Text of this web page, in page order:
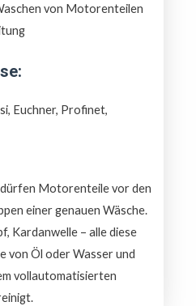
von Motorenteilen
Euchner, Profinet,
Motorenteile vor den
einer genauen Wäsche.
Kardanwelle – alle diese
von Öl oder Wasser und
vollautomatisierten